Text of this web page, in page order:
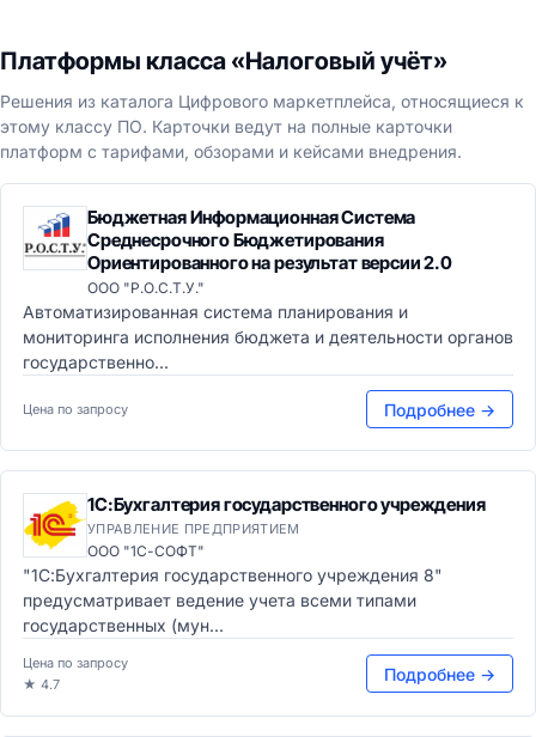
Платформы класса «Налоговый учёт»
Решения из каталога Цифрового маркетплейса, относящиеся к
этому классу ПО. Карточки ведут на полные карточки
платформ с тарифами, обзорами и кейсами внедрения.
Бюджетная Информационная Система
Среднесрочного Бюджетирования
Ориентированного на результат версии 2.0
ООО "Р.О.С.Т.У."
Автоматизированная система планирования и
мониторинга исполнения бюджета и деятельности органов
государственно...
Цена по запросу Подробнее →
1С:Бухгалтерия государственного учреждения
УПРАВЛЕНИЕ ПРЕДПРИЯТИЕМ
ООО "1С-СОФТ"
"1С:Бухгалтерия государственного учреждения 8"
предусматривает ведение учета всеми типами
государственных (мун...
Цена по запросу
★ 4.7
Подробнее →